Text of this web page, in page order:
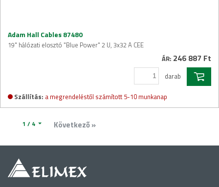
Adam Hall Cables 87480
19" hálózati elosztó "Blue Power" 2 U, 3x32 A CEE
ÁR: 246 887 Ft
darab
Szállítás: a megrendeléstől számított 5-10 munkanap
1 / 4 Következő »